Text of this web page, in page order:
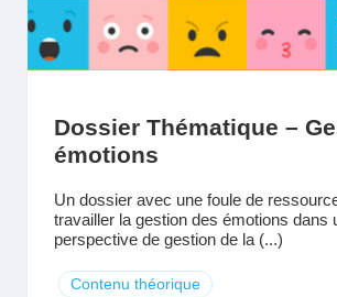
Dossier Thématique –
émotions
Un dossier avec une foule de
travailler la gestion des émotions dans
perspective de gestion de la (...)
Contenu théorique